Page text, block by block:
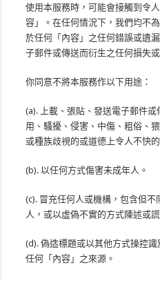
使用本服務時，可能會接觸到令
容」。在任何情況下，我們均不
於任何「內容」之任何錯誤或遺
子郵件或傳送而衍生之任何損失或
你同意不將本服務作以下用途：
(a). 上載、張貼、發送電子郵件
用、騷擾、侵害、中傷、粗俗、
或種族歧視的或道德上令人不快
(b). 以任何方式傷害未成年人。
(c). 冒充任何人或機構，包含但
人，或以虛偽不實的方式陳述或
(d). 偽造標題或以其他方式操控
任何「內容」之來源。